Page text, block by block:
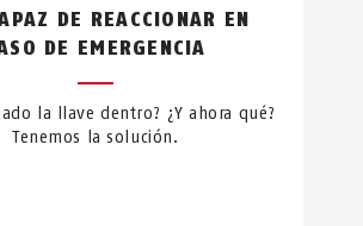
DE REACCIONAR EN
DE EMERGENCIA
la llave dentro? ¿Y ahora qué?
Tenemos la solución.